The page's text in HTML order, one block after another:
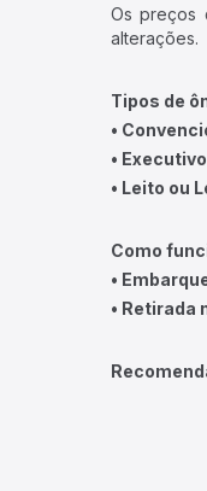
Os preços
alterações.
Tipos de
•
•
• Leito ou
Como
•
• Retirada